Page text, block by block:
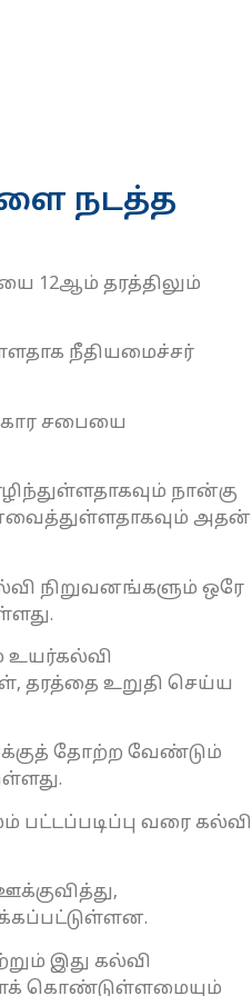
நடத்த
12ஆம் தரத்திலும்
நீதியமைச்சர்
சபையை
நான்கு
அதன்
நிறுவனங்களும் ஒரே
உயர்கல்வி
தரத்தை உறுதி செய்ய
தோற்ற வேண்டும்
பட்டப்படிப்பு வரை கல்வி
இது கல்வி
கொண்டுள்ளமையும்